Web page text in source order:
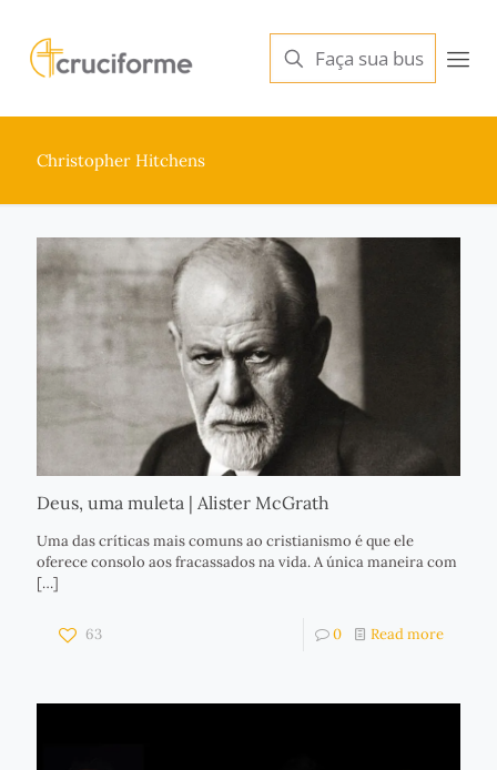
Christopher Hitchens
Deus, uma muleta | Alister McGrath
Uma das críticas mais comuns ao cristianismo é que ele
oferece consolo aos fracassados na vida. A única maneira com
[…]
63 0 Read more